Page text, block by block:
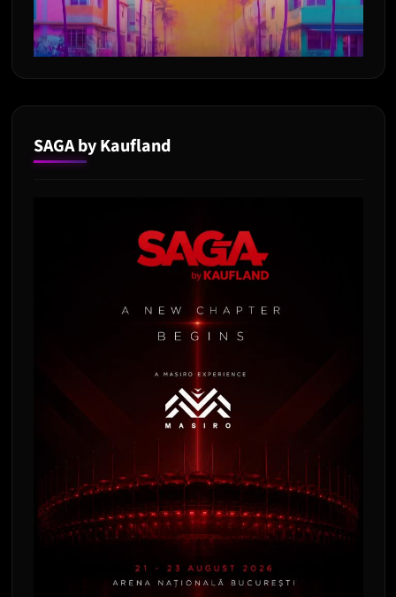
SAGA by Kaufland